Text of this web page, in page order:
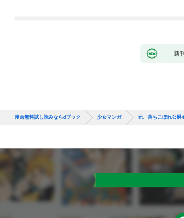
新
漫画無料試し読みならdブック 少女マンガ 元、落ちこぼれ公爵